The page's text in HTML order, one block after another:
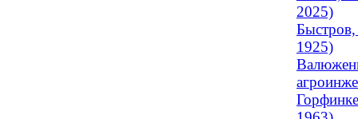
2025)
Быстров,
1925)